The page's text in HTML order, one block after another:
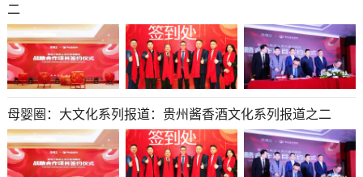
二
母婴圈：大文化系列报道：贵州酱香酒文化系列报道之二